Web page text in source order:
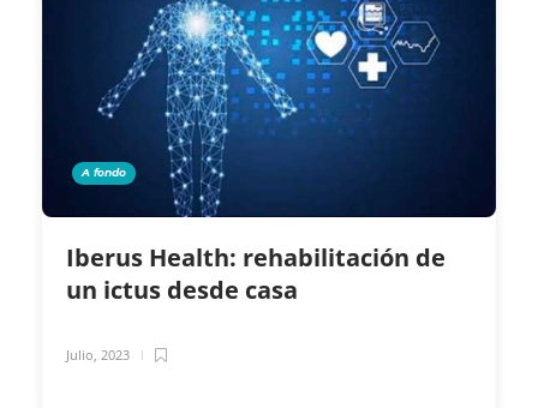
A fondo
Iberus Health: rehabilitación de
un ictus desde casa
Julio, 2023